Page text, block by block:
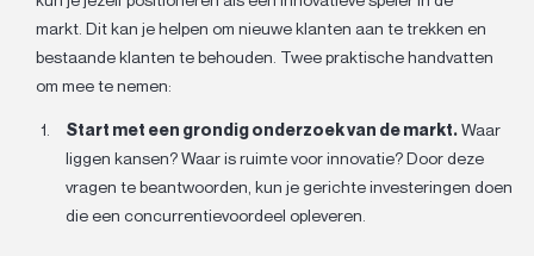
markt. Dit kan je helpen om nieuwe klanten aan te trekken en
bestaande klanten te behouden. Twee praktische handvatten
om mee te nemen:
Start met een grondig onderzoek van de markt.Waar
liggen kansen? Waar is ruimte voor innovatie? Door deze
vragen te beantwoorden, kun je gerichte investeringen doen
die een concurrentievoordeel opleveren.